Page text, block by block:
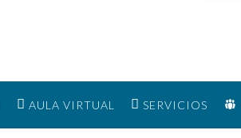
AULA VIRTUAL SERVICIOS